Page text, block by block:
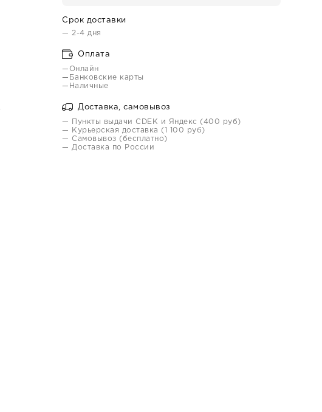
Срок доставки
— 2-4 дня
Оплата
—Онлайн
—Банковские карты
—Наличные
Доставка, самовывоз
— Пункты выдачи CDEK и Яндекс (400 руб)
— Курьерская доставка (1 100 руб)
— Самовывоз (бесплатно)
— Доставка по России